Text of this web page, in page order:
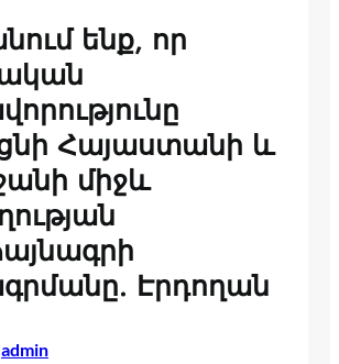
ենք, որ
Հայաստանի և
միջև
Էրդողան
admin